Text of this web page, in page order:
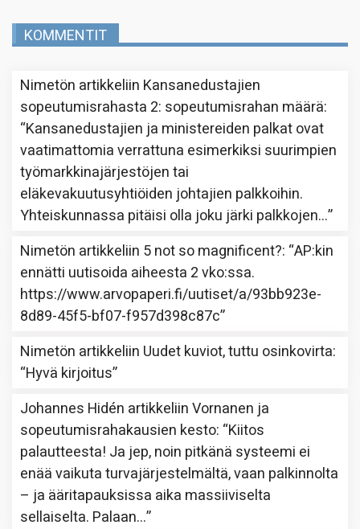
KOMMENTIT
Nimetön artikkeliin Kansanedustajien
sopeutumisrahasta 2: sopeutumisrahan määrä:
“Kansanedustajien ja ministereiden palkat ovat
vaatimattomia verrattuna esimerkiksi suurimpien
työmarkkinajärjestöjen tai
eläkevakuutusyhtiöiden johtajien palkkoihin.
Yhteiskunnassa pitäisi olla joku järki palkkojen…”
Nimetön artikkeliin 5 not so magnificent?: “AP:kin
ennätti uutisoida aiheesta 2 vko:ssa.
https://www.arvopaperi.fi/uutiset/a/93bb923e-
8d89-45f5-bf07-f957d398c87c”
Nimetön artikkeliin Uudet kuviot, tuttu osinkovirta:
“Hyvä kirjoitus”
Johannes Hidén artikkeliinVornanen ja
sopeutumisrahakausien kesto: “Kiitos
palautteesta! Ja jep, noin pitkänä systeemi ei
enää vaikuta turvajärjestelmältä, vaan palkinnolta
– ja ääritapauksissa aika massiiviselta
sellaiselta. Palaan…”